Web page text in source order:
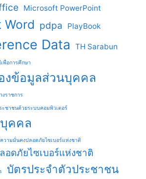
Microsoft PowerPoint
Word pdpa PlayBook
Data TH Sarabun
พื่อการศึกษา
งข้อมูลส่วนบุคคล
งราชการ
ะชาชนด้วยระบบคอมพิวเตอร์
คคล
วามมั่นคงปลอดภัยไซเบอร์แห่งชาติ
อดภัยไซเบอร์แห่งชาติ
บัตรประจําตัวประชาชน